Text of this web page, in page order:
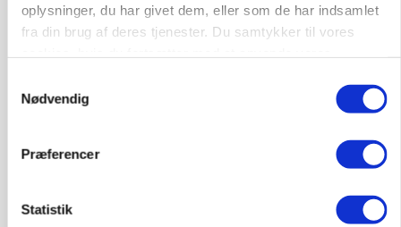
oplysninger, du har givet dem, eller som de har indsamlet
fra din brug af deres tjenester. Du samtykker til vores
Nødvendig
Præferencer
Statistik
MARKED